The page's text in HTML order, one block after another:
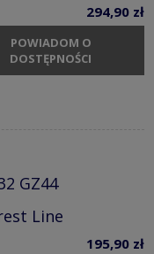
294,90 zł
POWIADOM O
DOSTĘPNOŚCI
GZ44
Line
195,90 zł